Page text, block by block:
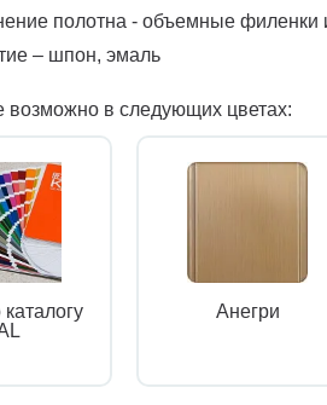
полотна - объемные
– шпон, эмаль
возможно в следующих цветах:
Анегри